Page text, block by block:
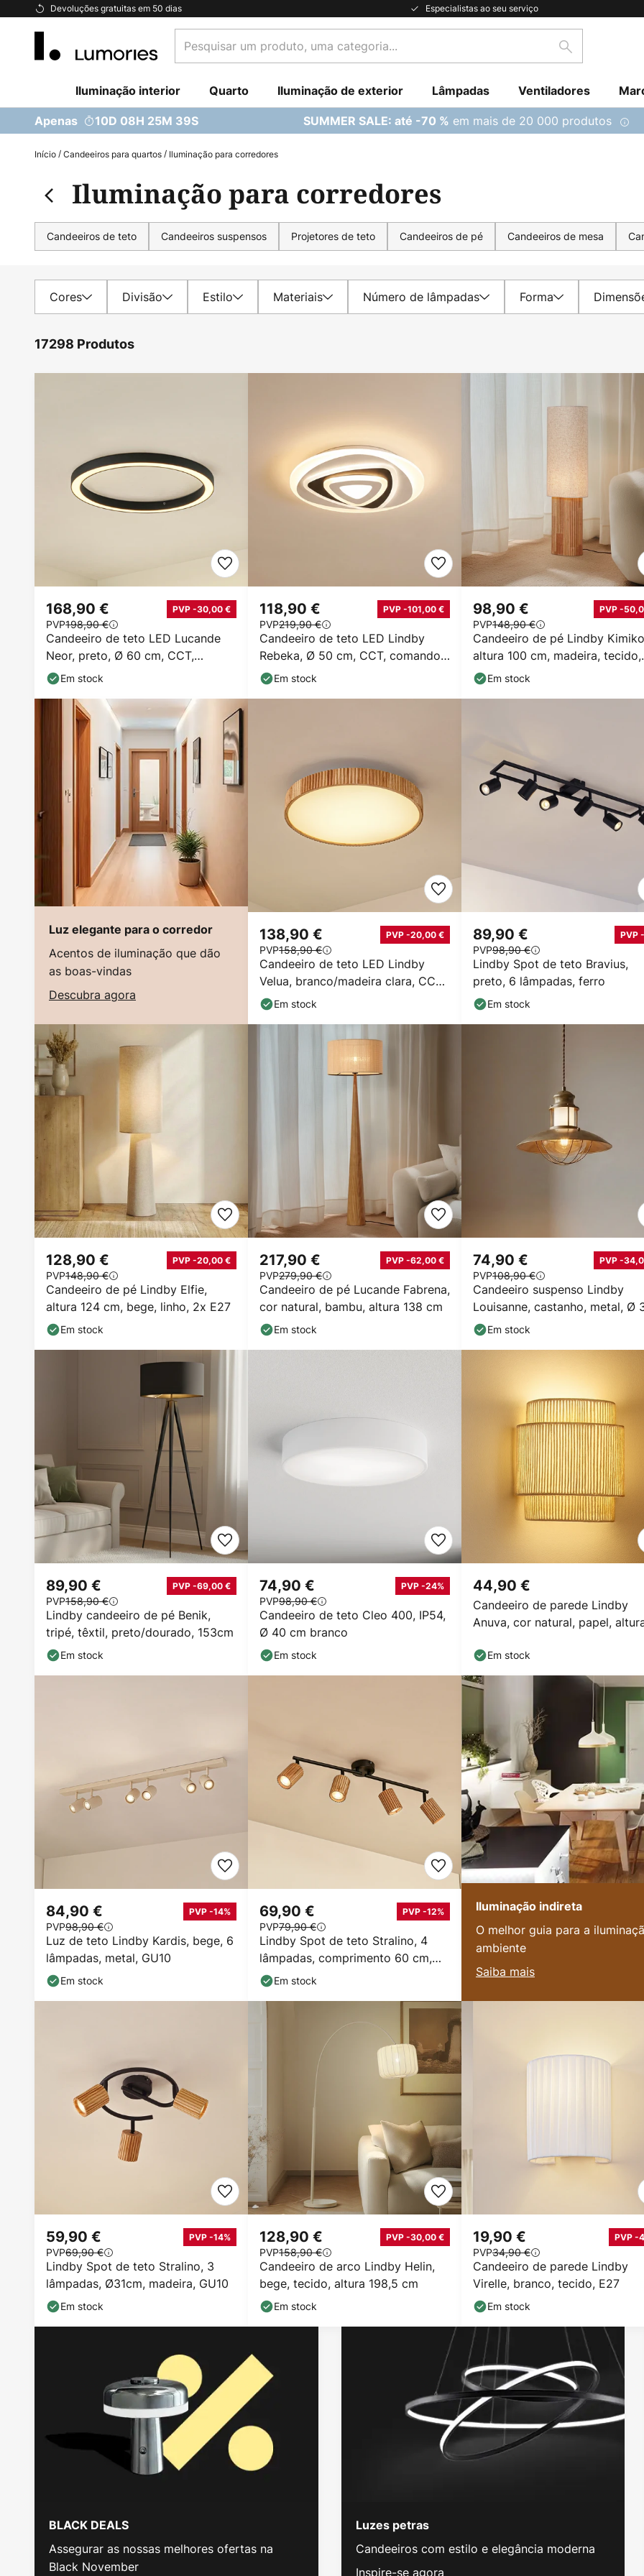
Devoluções gratuitas em 50 dias Especialistas ao seu serviço
Ir
Conteúdo
um
uma
categoria...
Pesquisar
Iluminação interior Quarto Iluminação de exterior Lâmpadas Ventiladores
Apenas 10D 08H 25M 37S SUMMER SALE: até -70 % em mais de 20 000 produtos
Início Candeeiros para quartos Iluminação para corredores
Iluminação para corredores
Candeeiros de teto Candeeiros suspensos Projetores de teto Candeeiros de pé Candeeiros de mesa
Cores Divisão Estilo Materiais Número de lâmpadas Forma
17298 Produtos
Candeeiro de teto LED Lucande
Neor, preto, Ø 60 cm, CCT,
regulável
168,90 € PVP -30,00 €
PVP198,90 €
Em stock
Candeeiro de teto LED Lindby
Rebeka, Ø 50 cm, CCT, comando
à distância
118,90 € PVP -101,00 €
PVP219,90 €
Em stock
Candeeiro de pé Lindby
altura 100 cm, madeira, tecido,
E27
98,90 € PVP -
PVP148,90 €
Em stock
Luz elegante para o corredor
Acentos de iluminação que dão
as boas-vindas
Descubra agora
Candeeiro de teto LED Lindby
Velua, branco/madeira clara, CCT,
Ø 50 cm
138,90 € PVP -20,00 €
PVP158,90 €
Em stock
Lindby Spot de teto Bravius,
preto, 6 lâmpadas, ferro
89,90 € PVP
PVP98,90 €
Em stock
Candeeiro de pé Lindby Elfie,
altura 124 cm, bege, linho, 2x E27
128,90 € PVP -20,00 €
PVP148,90 €
Em stock
Candeeiro de pé Lucande Fabrena,
cor natural, bambu, altura 138 cm
217,90 € PVP -62,00 €
PVP279,90 €
Em stock
Candeeiro suspenso Lindby
Louisanne, castanho, metal, Ø
cm
74,90 € PVP -
PVP108,90 €
Em stock
Lindby candeeiro de pé Benik,
tripé, têxtil, preto/dourado, 153cm
89,90 € PVP -69,00 €
PVP158,90 €
Em stock
Candeeiro de teto Cleo 400, IP54,
Ø 40 cm branco
74,90 € PVP -24%
PVP98,90 €
Em stock
Candeeiro de parede Lindby
Anuva, cor natural, papel,
44,90 €
Em stock
Luz de teto Lindby Kardis, bege, 6
lâmpadas, metal, GU10
84,90 € PVP -14%
PVP98,90 €
Em stock
Lindby Spot de teto Stralino, 4
lâmpadas, comprimento 60 cm,
madeira
69,90 € PVP -12%
PVP79,90 €
Em stock
Iluminação indireta
O melhor guia para a
ambiente
Saiba mais
Lindby Spot de teto Stralino, 3
lâmpadas, Ø31cm, madeira, GU10
59,90 € PVP -14%
PVP69,90 €
Em stock
Candeeiro de arco Lindby Helin,
bege, tecido, altura 198,5 cm
128,90 € PVP -30,00 €
PVP158,90 €
Em stock
Candeeiro de parede Lindby
Virelle, branco, tecido, E27
19,90 € PVP -
PVP34,90 €
Em stock
BLACK DEALS
Assegurar as nossas melhores ofertas na
Black November
Luzes petras
Candeeiros com estilo e elegância moderna
Inspire-se agora